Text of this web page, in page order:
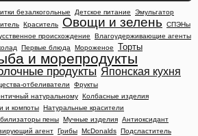
безалкогольные Детское питание
Эмульгатор
Краситель Овощи и зелень
СПЭНы
происхождение
Влагоудерживающие агенты
Первые блюда Мороженое Торты
и морепродукты
продукты Японская кухня
отбеливатели
Фрукты
натуральному Колбасные изделия
и компоты Натуральные красители
пены Мучные изделия Антиоксидант
агент Грибы McDonalds Подсластитель